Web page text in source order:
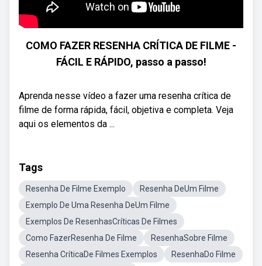
COMO FAZER RESENHA CRÍTICA DE FILME -
FÁCIL E RÁPIDO, passo a passo!
Aprenda nesse vídeo a fazer uma resenha crítica de
filme de forma rápida, fácil, objetiva e completa. Veja
aqui os elementos da ...
Tags
Resenha De Filme Exemplo
Resenha DeUm Filme
Exemplo De Uma Resenha DeUm Filme
Exemplos De ResenhasCríticas De Filmes
Como FazerResenha De Filme
ResenhaSobre Filme
Resenha CríticaDe Filmes Exemplos
ResenhaDo Filme